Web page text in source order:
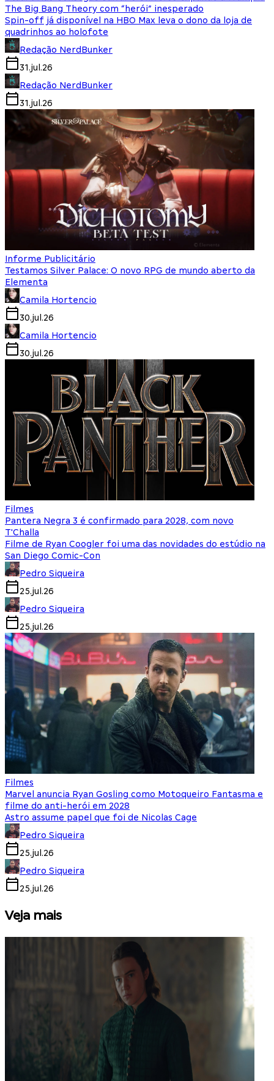
The Big Bang Theory com “herói” inesperado
Spin-off já disponível na HBO Max leva o dono da loja de
quadrinhos ao holofote
Redação NerdBunker
31.jul.26
Redação NerdBunker
31.jul.26
Informe Publicitário
Testamos Silver Palace: O novo RPG de mundo aberto da
Elementa
Camila Hortencio
30.jul.26
Camila Hortencio
30.jul.26
Filmes
Pantera Negra 3 é confirmado para 2028, com novo
T'Challa
Filme de Ryan Coogler foi uma das novidades do estúdio na
San Diego Comic-Con
Pedro Siqueira
25.jul.26
Pedro Siqueira
25.jul.26
Filmes
Marvel anuncia Ryan Gosling como Motoqueiro Fantasma e
filme do anti-herói em 2028
Astro assume papel que foi de Nicolas Cage
Pedro Siqueira
25.jul.26
Pedro Siqueira
25.jul.26
Veja mais